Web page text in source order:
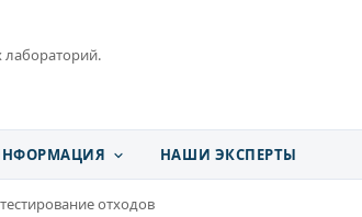
лабораторий.
НАШИ ЭКСПЕРТЫ
отходов